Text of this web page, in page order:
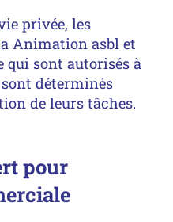
privée, les
Animation asbl et
qui sont autorisés à
déterminés
de leurs tâches.
pour